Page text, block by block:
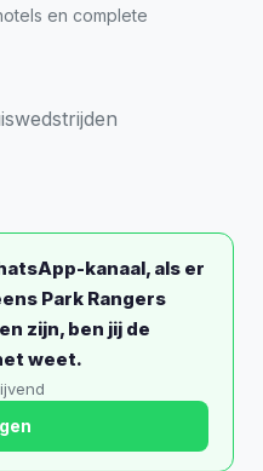
en complete
kanaal, als er
Park Rangers
zijn, ben jij de
weet.